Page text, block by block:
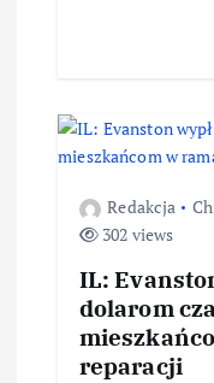
Redakcja
302 views
IL:
dolarom
reparacji